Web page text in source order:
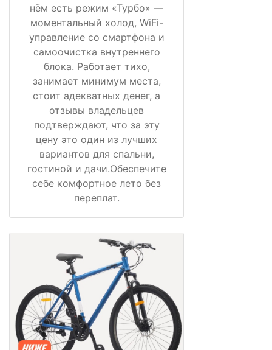
нём есть режим «Турбо» —
моментальный холод, WiFi-
управление со смартфона и
самоочистка внутреннего
блока. Работает тихо,
занимает минимум места,
стоит адекватных денег, а
отзывы владельцев
подтверждают, что за эту
цену это один из лучших
вариантов для спальни,
гостиной и дачи.Обеспечите
себе комфортное лето без
переплат.